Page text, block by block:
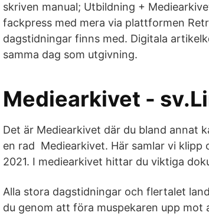
skriven manual; Utbildning +
fackpress med mera via plattformen
dagstidningar finns med. Digitala
samma dag som utgivning.
Mediearkivet -
Det är Mediearkivet där du bland annat
en rad Mediearkivet. Här samlar vi
2021. I mediearkivet hittar du viktiga
Alla stora dagstidningar och flertalet
du genom att föra muspekaren upp